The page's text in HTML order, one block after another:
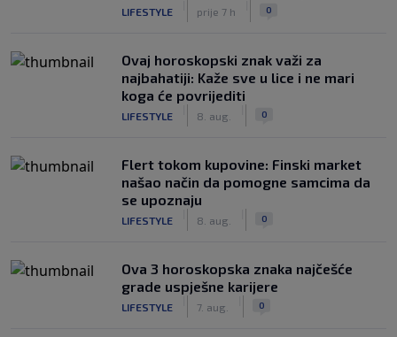
LIFESTYLE prije 7 h 0
Ovaj horoskopski znak važi za
najbahatiji: Kaže sve u lice i ne mari
koga će povrijediti
LIFESTYLE 8. aug. 0
Flert tokom kupovine: Finski market
našao način da pomogne samcima da
se upoznaju
LIFESTYLE 8. aug. 0
Ova 3 horoskopska znaka najčešće
grade uspješne karijere
LIFESTYLE 7. aug. 0